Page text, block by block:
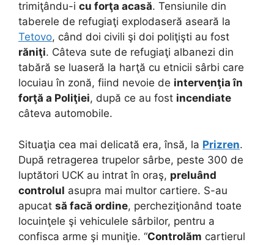
trimiţându-i cu forţa acasă. Tensiunile din
taberele de refugiaţi explodaseră aseară la
Tetovo, când doi civili şi doi poliţişti au fost
răniţi. Câteva sute de refugiaţi albanezi din
tabără se luaseră la harţă cu etnicii sârbi care
locuiau în zonă, fiind nevoie de intervenţia în
forţă a Poliţiei, după ce au fost incendiate
câteva automobile.
Situaţia cea mai delicată era, însă, la Prizren.
După retragerea trupelor sârbe, peste 300 de
luptători UCK au intrat în oraş, preluând
controlul asupra mai multor cartiere. S-au
apucat să facă ordine, percheziţionând toate
locuinţele şi vehiculele sârbilor, pentru a
confisca arme şi muniţie. “Controlăm cartierul